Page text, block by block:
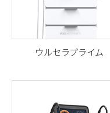
り、肌内部をリアルタイム
ウルセラプライム